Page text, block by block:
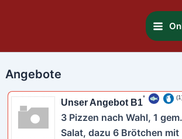
Angebote
Unser Angebot B1
1
3 Pizzen nach Wahl, 1 gem.
Salat, dazu 6 Brötchen mit